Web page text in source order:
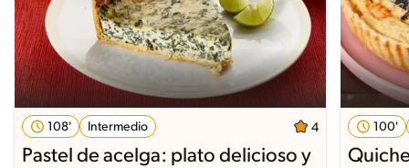
108' Intermedio 4
Pastel de acelga: plato delicioso y
100'